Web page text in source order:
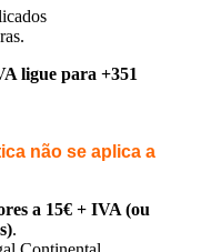
ligue para +351
não se aplica a
a 15€ + IVA (ou
.